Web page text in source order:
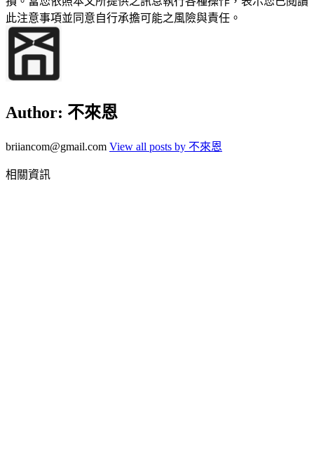
此注意事項並同意自行承擔可能之風險與責任。
Author: 不來恩
briiancom@gmail.com View all posts by 不來恩
相關資訊